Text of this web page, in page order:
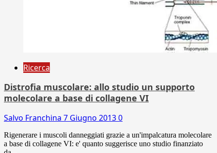
Ricerca
Distrofia muscolare: allo studio un supporto
molecolare a base di collagene VI
Salvo Franchina 7 Giugno 20130
Rigenerare i muscoli danneggiati grazie a un'impalcatura molecolare
a base di collagene VI: e' quanto suggerisce uno studio finanziato